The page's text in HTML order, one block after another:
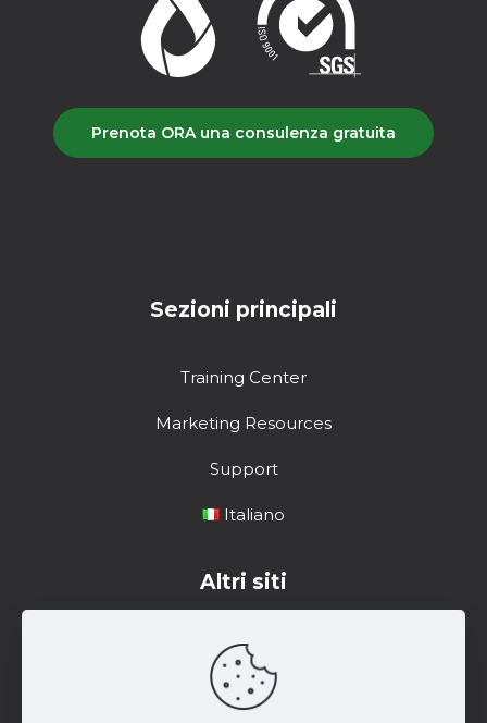
Prenota ORA una consulenza gratuita
Sezioni principali
Training Center
Marketing Resources
Support
Italiano
Altri siti
Centro di formazione
Risorse di marketing